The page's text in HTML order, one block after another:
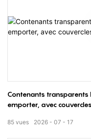
Contenants transparents
emporter, avec
2026 07 17
85 vues